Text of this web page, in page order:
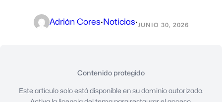
Adrián Cores·Noticias·JUNIO 30, 2026
Contenido protegido
Este artículo solo está disponible en su dominio autorizado.